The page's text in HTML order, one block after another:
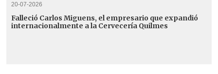
20-07-2026
Falleció Carlos Miguens, el empresario que expandió
internacionalmente a la Cervecería Quilmes